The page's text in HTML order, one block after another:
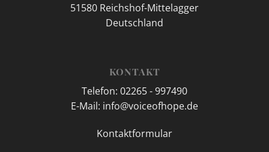
51580 Reichshof-Mittelagger
Deutschland
KONTAKT
Telefon: 02265 - 997490
E-Mail: info@voiceofhope.de
Kontaktformular